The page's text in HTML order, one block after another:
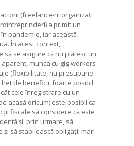
(freelance-rii organizați
a primit un
pandemie, iar această
În acest context,
se asigure că nu plătesc un
aparent, munca cu gig workers
(flexibilitate, nu presupune
de beneficii, foarte posibil
cele înregistrare cu un
acasă oricum) este posibil ca
fiscale să considere că este
și, prin urmare, să
și să stabilească obligații mari